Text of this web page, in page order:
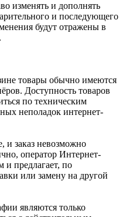
изменять и дополнять
и последующего
будут отражены в
товары обычно имеются
Доступность товаров
по техническим
неполадок интернет-
и заказ невозможно
оператор Интернет-
и предлагает, по
или замену на другой
являются только